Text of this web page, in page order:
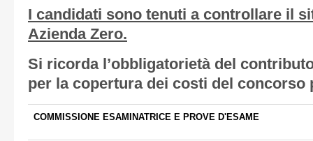
I candidati sono tenuti a controllare il
Azienda Zero.
Si ricorda l’obbligatorietà del
per la copertura dei costi del concorso
COMMISSIONE ESAMINATRICE E PROVE D'ESAME